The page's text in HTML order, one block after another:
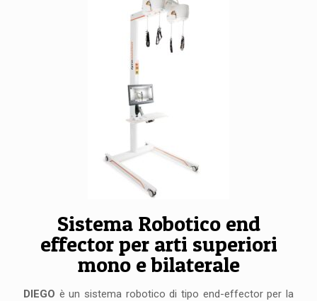
Sistema Robotico end
effector per arti superiori
mono e bilaterale
DIEGO è un sistema robotico di tipo end-effector per la